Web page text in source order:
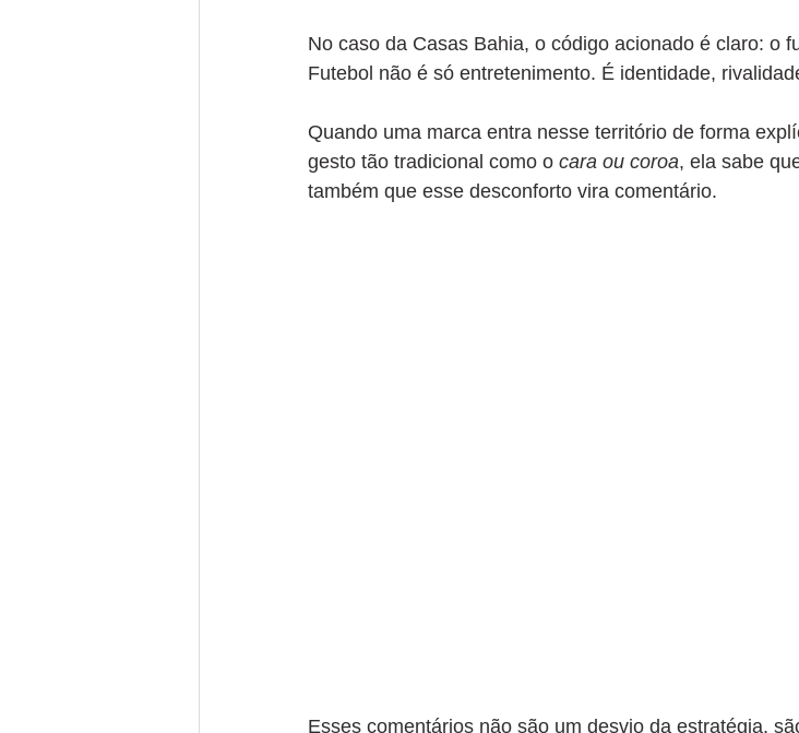
No caso da Casas Bahia, o código acionado é claro: o
Futebol não é só entretenimento. É identidade,
Quando uma marca entra nesse território de forma
gesto tão tradicional como o cara ou coroa, ela sabe
também que esse desconforto vira comentário.
Esses comentários não são um desvio da estratégia,